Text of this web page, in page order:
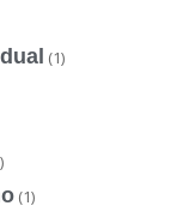
(1)
(1)